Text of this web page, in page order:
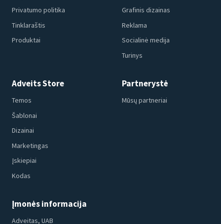
Privatumo politika
Tinklaraštis
Produktai
Grafinis dizainas
Reklama
Socialinė medija
Turinys
Adveits Store
Temos
Šablonai
Dizainai
Marketingas
Įskiepiai
Kodas
Partnerystė
Mūsų partneriai
Įmonės informacija
Adveitas, UAB